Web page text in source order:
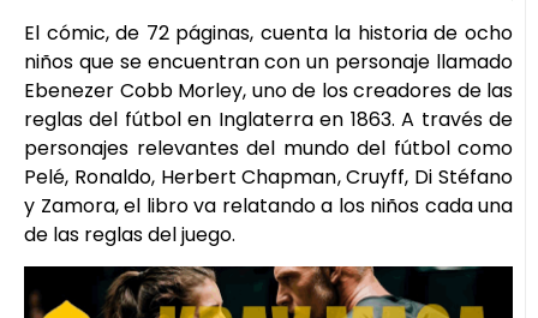
El cómic, de 72 páginas, cuenta la historia de ocho
niños que se encuentran con un personaje llamado
Ebenezer Cobb Morley, uno de los creadores de las
reglas del fútbol en Inglaterra en 1863. A través de
personajes relevantes del mundo del fútbol como
Pelé, Ronaldo, Herbert Chapman, Cruyff, Di Stéfano
y Zamora, el libro va relatando a los niños cada una
de las reglas del juego.